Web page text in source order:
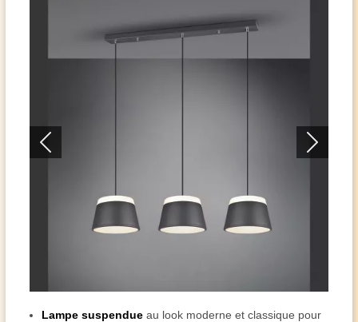
Lampe suspendue au look moderne et classique pour